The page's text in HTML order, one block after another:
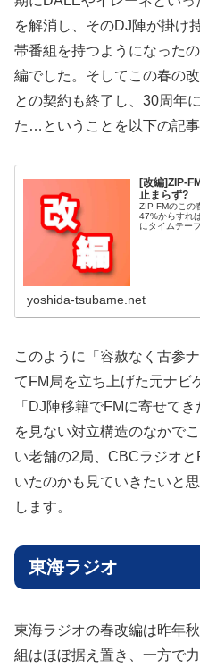
を解消し、そのDJ陣が掛け
帯番組を持つようになった
編でした。そしてこの春の
との契約も終了し、30周年
た…ということを以下の記事
[改編]ZIP-
止まらず?
ZIP-FMのこの
47%からすれ
にタイムテー
yoshida-tsubame.net
このように「容赦なく古参
てFM局を立ち上げた元ナビ
「DJ陣移籍でFMに寄せて
を見ない対立構造のなかで
い老舗の2局、CBCラジオ
いたのかも見ていきたいと
します。
東海ラジオ
東海ラジオの春改編は昨年
組はほぼ据え置き、一方で